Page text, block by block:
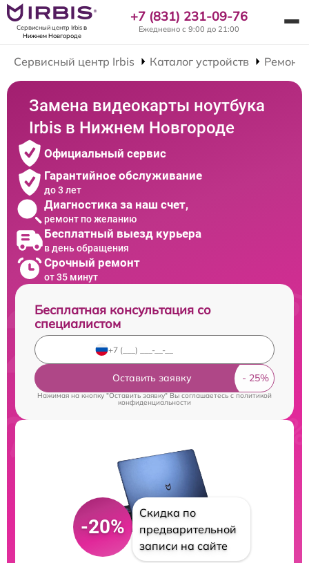
Сервисный центр Irbisв
Нижнем Новгороде
+7 (831) 231-09-76
Ежедневно с 9:00 до 21:00
Сервисный центр Irbis Каталог устройств Ремонт
Замена видеокарты ноутбука
Irbis в Нижнем Новгороде
Официальный сервис
Гарантийное обслуживание
до 3 лет
Диагностика за наш счет,
ремонт по желанию
Бесплатный выезд курьера
в день обращения
Срочный ремонт
от 35 минут
Бесплатная консультация со
специалистом
Оставить заявку
Нажимая на кнопку "Оставить заявку" Вы соглашаетесь c политикой
конфиденциальности
-20%
Скидка по
предварительной
записи на сайте